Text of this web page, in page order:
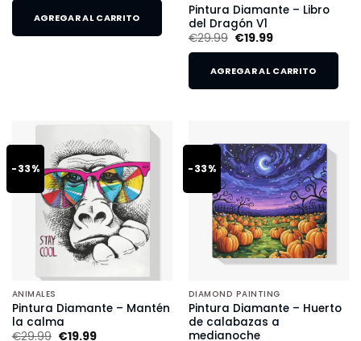
AGREGAR AL CARRITO
Pintura Diamante – Libro
del Dragón V1
€29.99 €19.99
AGREGAR AL CARRITO
-33%
ANIMALES
Pintura Diamante – Mantén
la calma
€29.99 €19.99
-33%
DIAMOND PAINTING
Pintura Diamante – Huerto
de calabazas a
medianoche